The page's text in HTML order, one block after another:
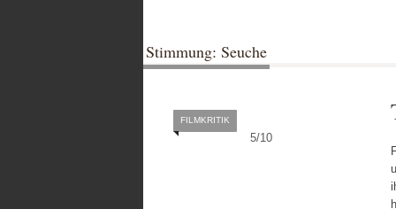
Stimmung: Seuche
5/10
FILMKRITIK